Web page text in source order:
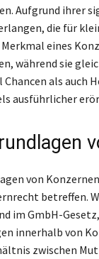
Aufgrund ihrer
die für
eines
während sie
als auch
ausführlicher
von
betreffen.
im GmbH-
innerhalb von
zwischen